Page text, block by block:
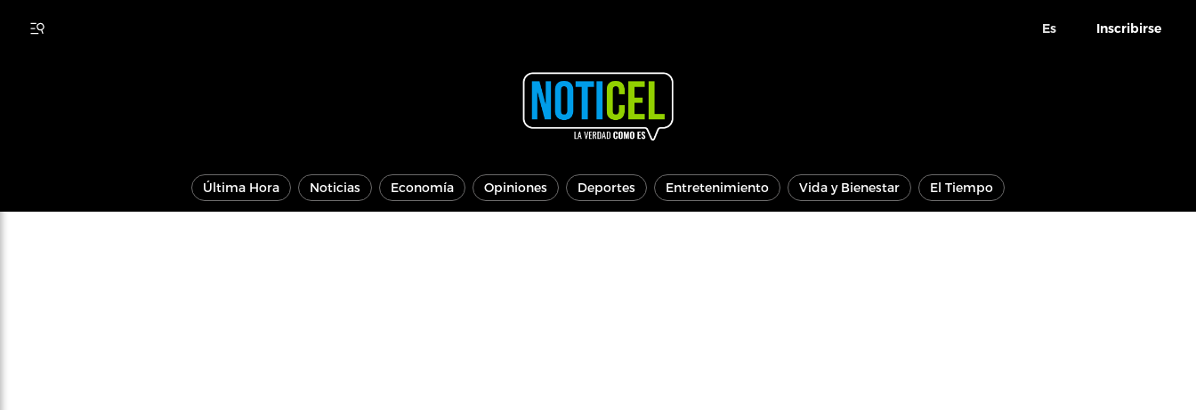
Es Inscribirse
Última Hora Noticias Economía Opiniones Deportes Entretenimiento Vida y Bienestar El Tiempo